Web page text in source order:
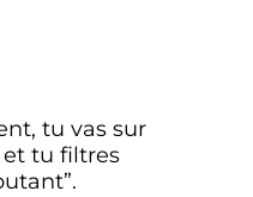
tu vas sur
tu filtres